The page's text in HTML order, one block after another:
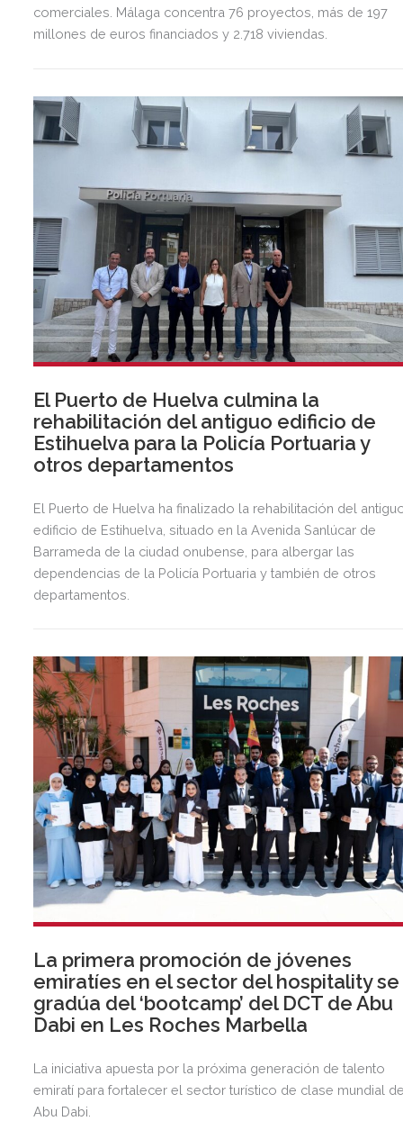
comerciales. Málaga concentra 76 proyectos, más de 197
millones de euros financiados y 2.718 viviendas.
El Puerto de Huelva culmina la
rehabilitación del antiguo edificio de
Estihuelva para la Policía Portuaria y
otros departamentos
El Puerto de Huelva ha finalizado la rehabilitación del
edificio de Estihuelva, situado en la Avenida Sanlúcar de
Barrameda de la ciudad onubense, para albergar las
dependencias de la Policía Portuaria y también de otros
departamentos.
La primera promoción de jóvenes
emiratíes en el sector del hospitality se
gradúa del ‘bootcamp’ del DCT de Abu
Dabi en Les Roches Marbella
La iniciativa apuesta por la próxima generación de talento
emiratí para fortalecer el sector turístico de clase mundial
Abu Dabi.